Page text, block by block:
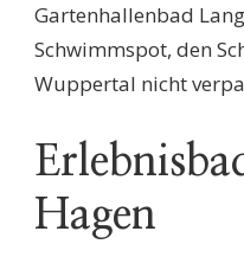
Gartenhallenbad
Schwimmspot, den
Wuppertal nicht
Hagen